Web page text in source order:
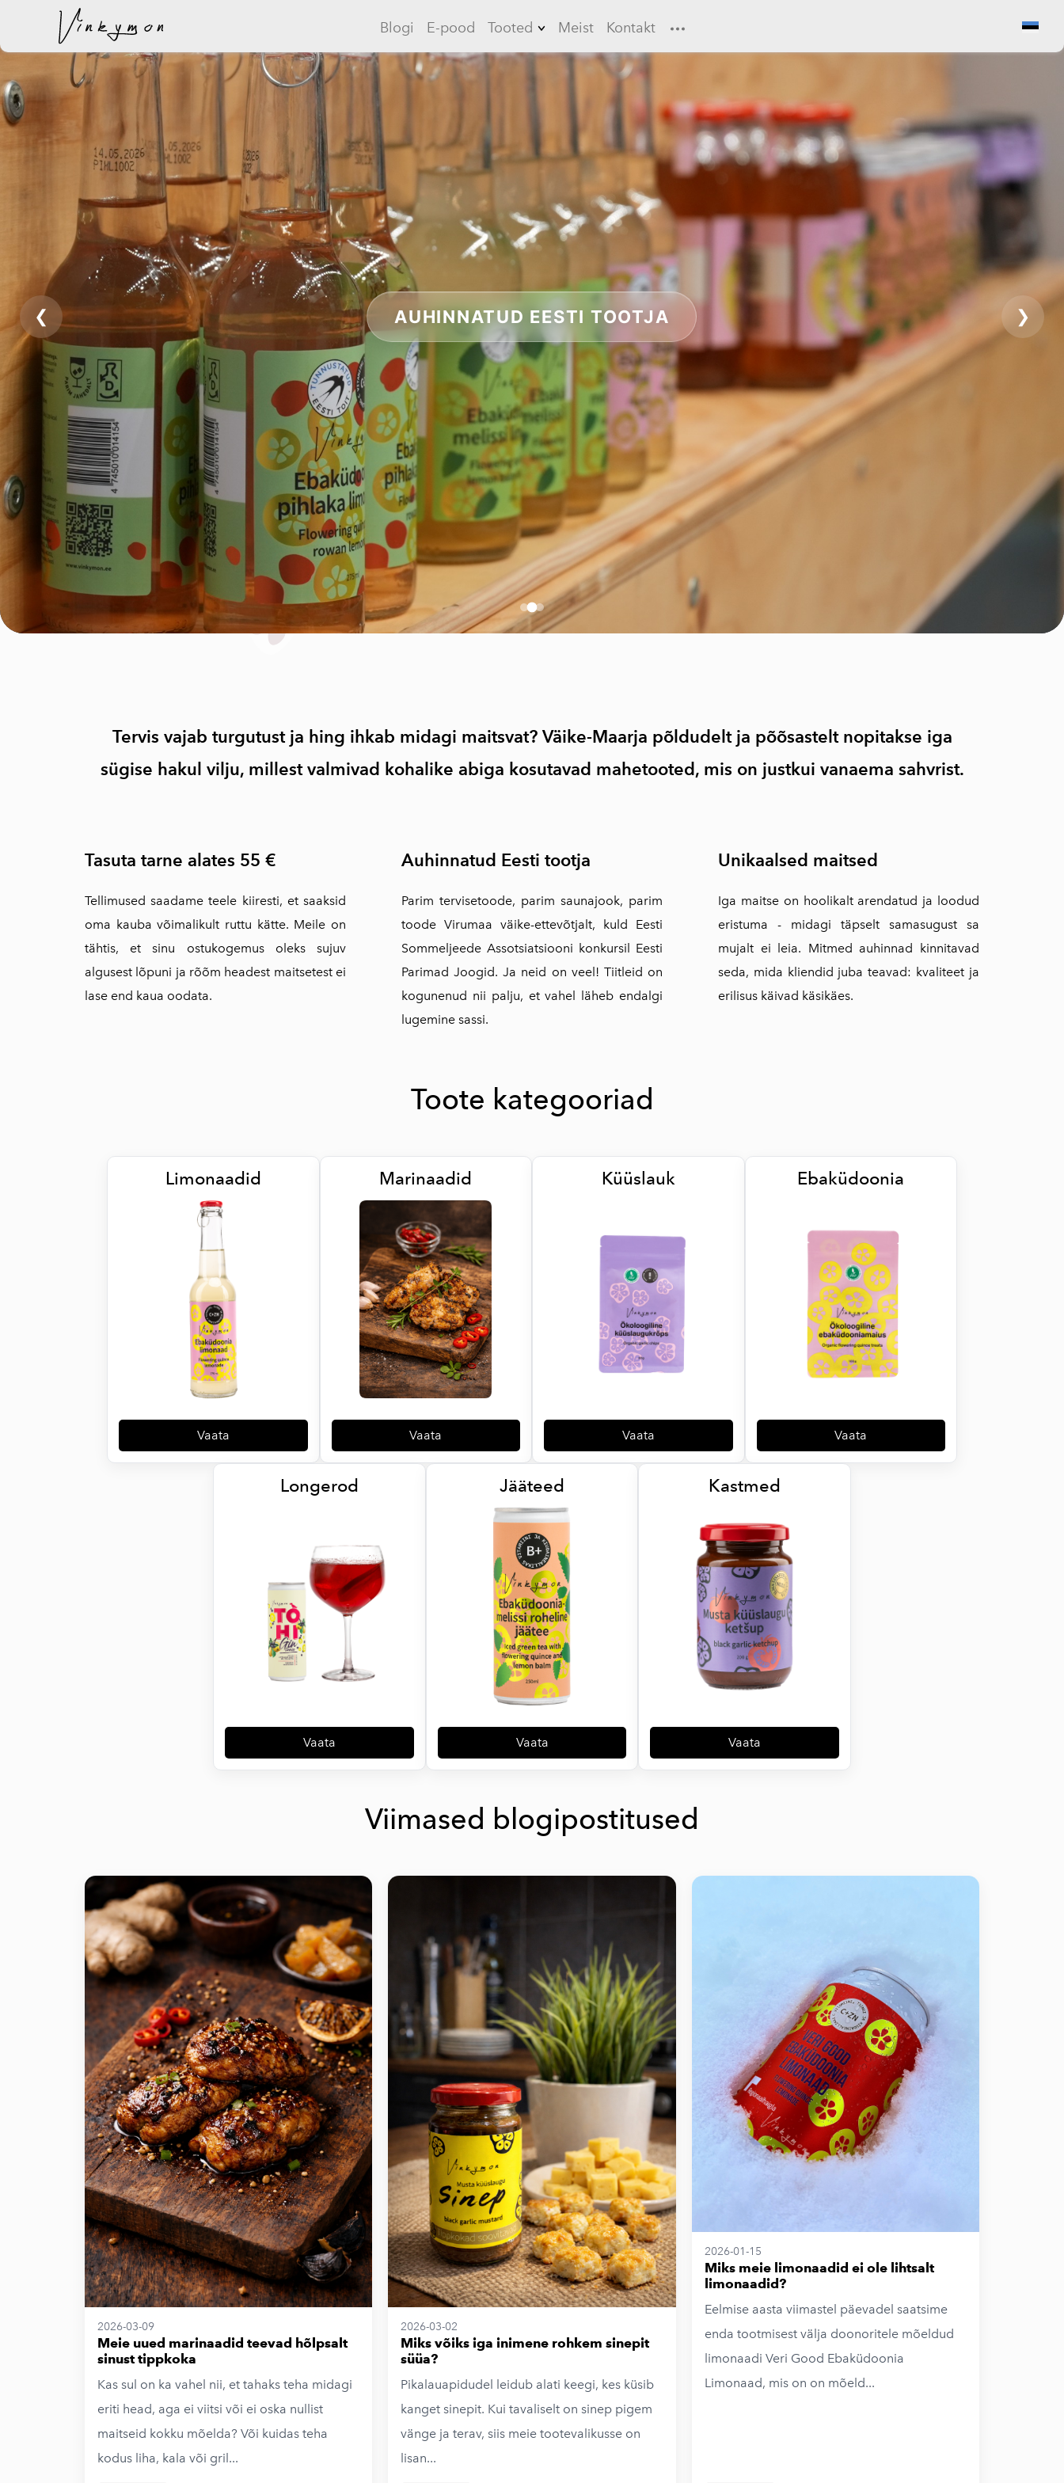
AUHINNATUD EESTI TOOTJA
❮ ❯
Blogi E-pood Tooted
Limonaadid
Küüslauk
Ebaküdoonia
Longerod
Jääteed
Kastmed
Marinaadid
Meist Kontakt
lisati ostukorvi.
Tervis vajab turgutust ja hing ihkab midagi maitsvat? Väike-Maarja põldudelt ja põõsastelt nopitakse iga
sügise hakul vilju, millest valmivad kohalike abiga kosutavad mahetooted, mis on justkui vanaema sahvrist.
Tasuta tarne alates 55 €
Tellimused saadame teele kiiresti, et saaksid
oma kauba võimalikult ruttu kätte. Meile on
tähtis, et sinu ostukogemus oleks sujuv
algusest lõpuni ja rõõm headest maitsetest ei
lase end kaua oodata.
Auhinnatud Eesti tootja
Parim tervisetoode, parim saunajook, parim
toode Virumaa väike-ettevõtjalt, kuld Eesti
Sommeljeede Assotsiatsiooni konkursil Eesti
Parimad Joogid. Ja neid on veel! Tiitleid on
kogunenud nii palju, et vahel läheb endalgi
lugemine sassi.
Unikaalsed maitsed
Iga maitse on hoolikalt arendatud ja loodud
eristuma - midagi täpselt samasugust sa
mujalt ei leia. Mitmed auhinnad kinnitavad
seda, mida kliendid juba teavad: kvaliteet ja
erilisus käivad käsikäes.
Toote kategooriad
Limonaadid
Vaata
Marinaadid
Vaata
Küüslauk
Vaata
Ebaküdoonia
Vaata
Longerod
Vaata
Jääteed
Vaata
Kastmed
Vaata
Viimased blogipostitused
2026-03-09
Meie uued marinaadid teevad hõlpsalt
sinust tippkoka
Kas sul on ka vahel nii, et tahaks teha midagi
eriti head, aga ei viitsi või ei oska nullist
maitseid kokku mõelda? Või kuidas teha
kodus liha, kala või gril...
2026-03-02
Miks võiks iga inimene rohkem sinepit
süüa?
Pikalauapidudel leidub alati keegi, kes küsib
kanget sinepit. Kui tavaliselt on sinep pigem
vänge ja terav, siis meie tootevalikusse on
lisan...
2026-01-15
Miks meie limonaadid ei ole lihtsalt
limonaadid?
Eelmise aasta viimastel päevadel saatsime
enda tootmisest välja doonoritele mõeldud
limonaadi Veri Good Ebaküdoonia
Limonaad, mis on on mõeld...